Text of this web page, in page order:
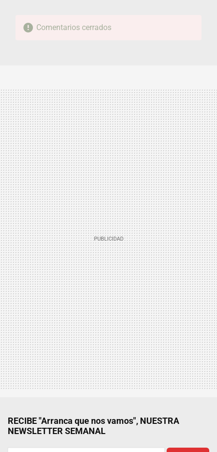
Comentarios cerrados
RECIBE "Arranca que nos vamos", NUESTRA
NEWSLETTER SEMANAL